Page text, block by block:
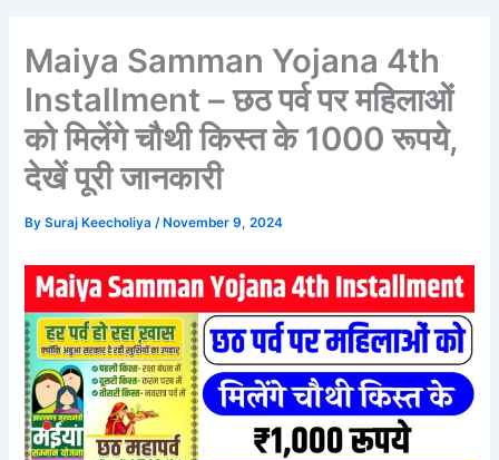
Maiya Samman Yojana 4th
Installment – छठ पर्व पर महिलाओं
को मिलेंगे चौथी किस्त के 1000 रूपये,
देखें पूरी जानकारी
BySuraj Keecholiya/ November 9, 2024